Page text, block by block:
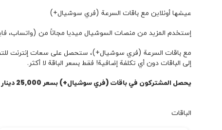
عيشها ‌أونلاين مع باقات السرعة (فري سوشيال+)
إستخدم المزيد من منصات السوشيال ميديا مجاناً من (واتساب،
مع باقات السرعة (فري سوشيال+)، ستحصل على سعات إنترنت
إلى الباقات دون أي تكلفة إضافية! فقط بسعر الباقة لا أكثر.
يحصل المشتركون في باقات (فري سوشيال+) بسعر 25,000 دينار عراقي أو أكثر على اشتراك مجاني في تطبيق 1001 كهدية لمدة 30 يوماً
الباقات